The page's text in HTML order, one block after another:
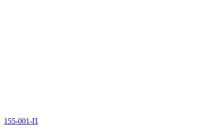
155-001-П